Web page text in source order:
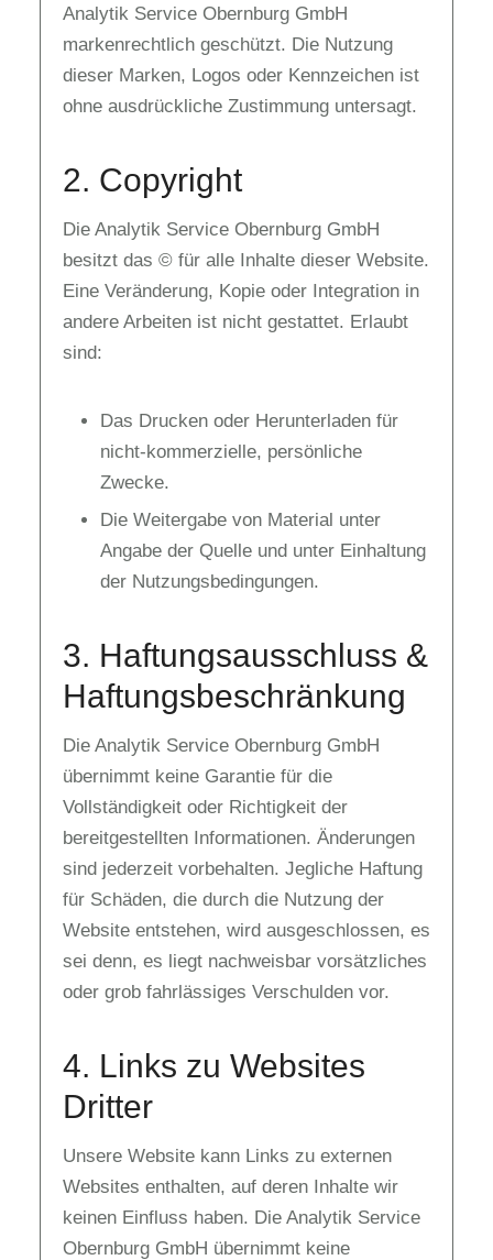
Analytik Service Obernburg GmbH
markenrechtlich geschützt. Die Nutzung
dieser Marken, Logos oder Kennzeichen ist
ohne ausdrückliche Zustimmung untersagt.
2. Copyright
Die Analytik Service Obernburg GmbH
besitzt das © für alle Inhalte dieser Website.
Eine Veränderung, Kopie oder Integration in
andere Arbeiten ist nicht gestattet. Erlaubt
sind:
Das Drucken oder Herunterladen für
nicht-kommerzielle, persönliche
Zwecke.
Die Weitergabe von Material unter
Angabe der Quelle und unter Einhaltung
der Nutzungsbedingungen.
3. Haftungsausschluss &
Haftungsbeschränkung
Die Analytik Service Obernburg GmbH
übernimmt keine Garantie für die
Vollständigkeit oder Richtigkeit der
bereitgestellten Informationen. Änderungen
sind jederzeit vorbehalten. Jegliche Haftung
für Schäden, die durch die Nutzung der
Website entstehen, wird ausgeschlossen, es
sei denn, es liegt nachweisbar vorsätzliches
oder grob fahrlässiges Verschulden vor.
4. Links zu Websites
Dritter
Unsere Website kann Links zu externen
Websites enthalten, auf deren Inhalte wir
keinen Einfluss haben. Die Analytik Service
Obernburg GmbH übernimmt keine